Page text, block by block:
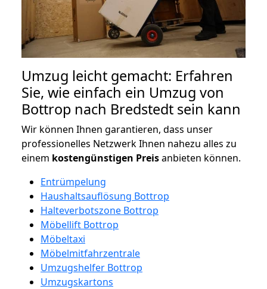
Umzug leicht gemacht: Erfahren
Sie, wie einfach ein Umzug von
Bottrop nach Bredstedt sein kann
Wir können Ihnen garantieren, dass unser
professionelles Netzwerk Ihnen nahezu alles zu
einem kostengünstigen Preisanbieten können.
Entrümpelung
Haushaltsauflösung Bottrop
Halteverbotszone Bottrop
Möbellift Bottrop
Möbeltaxi
Möbelmitfahrzentrale
Umzugshelfer Bottrop
Umzugskartons